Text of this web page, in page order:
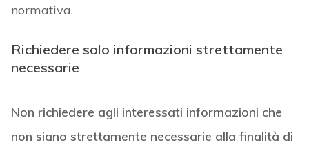
normativa.
Richiedere solo informazioni strettamente
necessarie
Non richiedere agli interessati informazioni che
non siano strettamente necessarie alla finalità di